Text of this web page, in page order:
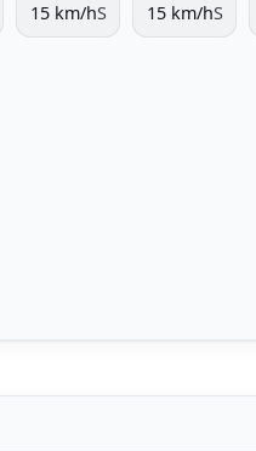
15 km/hS 15 km/hS